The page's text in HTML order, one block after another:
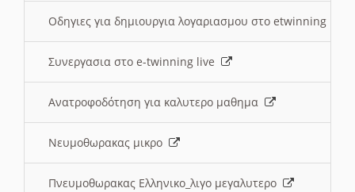
Οδηγιες για δημιουργια λογαριασμου στο etwinning
Συνεργασια στο e-twinning live
Ανατροφοδότηση για καλυτερο μαθημα
Νευμοθωρακας μικρο
Πνευμοθωρακας Ελληνικο_λιγο μεγαλυτερο